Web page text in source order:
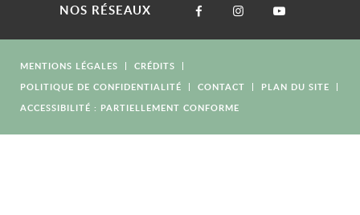
NOS RÉSEAUX
MENTIONS LÉGALES
CRÉDITS
POLITIQUE DE CONFIDENTIALITÉ
CONTACT
PLAN DU SITE
ACCESSIBILITÉ : PARTIELLEMENT CONFORME